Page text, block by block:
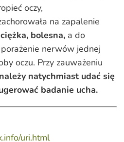
oczy,
na zapalenie
bolesna, a do
nerwów jednej
oczu. Przy zauważeniu
należy natychmiast udać się
badanie ucha.
uri.html